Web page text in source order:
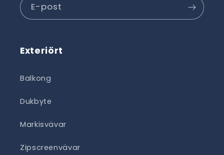
E-post
Exteriört
Balkong
Dukbyte
Markisvävar
Zipscreenvävar